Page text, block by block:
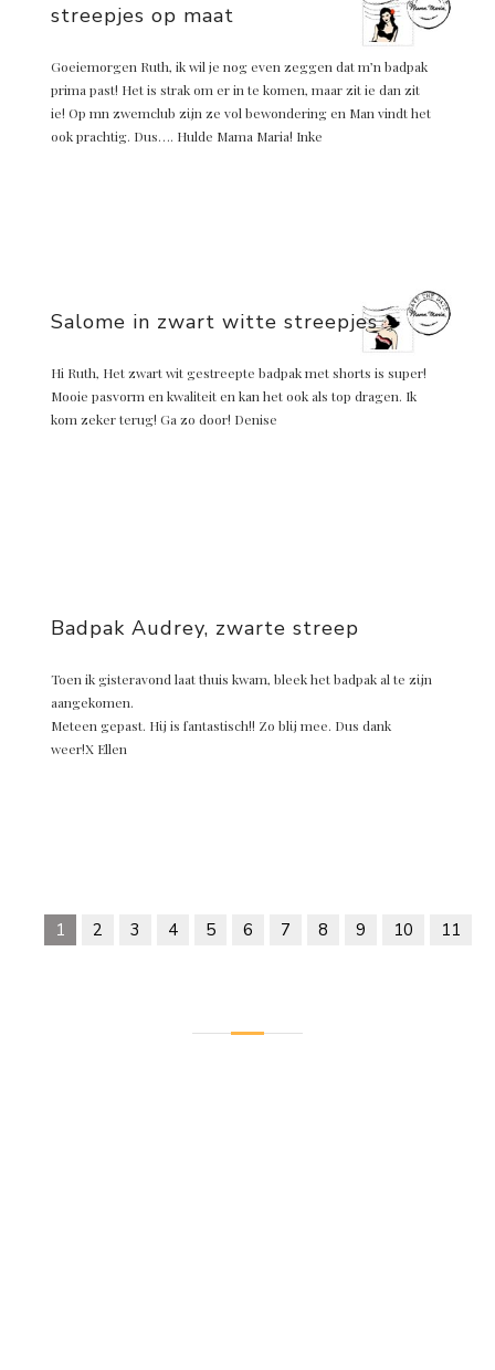
streepjes op maat
Goeiemorgen Ruth, ik wil je nog even zeggen dat m’n badpak
prima past! Het is strak om er in te komen, maar zit ie dan zit
ie! Op mn zwemclub zijn ze vol bewondering en Man vindt het
ook prachtig. Dus…. Hulde Mama Maria! Inke
Salome in zwart witte streepjes
Hi Ruth, Het zwart wit gestreepte badpak met shorts is super!
Mooie pasvorm en kwaliteit en kan het ook als top dragen. Ik
kom zeker terug! Ga zo door! Denise
Badpak Audrey, zwarte streep
Toen ik gisteravond laat thuis kwam, bleek het badpak al te zijn
aangekomen.
Meteen gepast. Hij is fantastisch!! Zo blij mee. Dus dank
weer!X Ellen
1 2 3 4 5 6 7 8 9 10 11